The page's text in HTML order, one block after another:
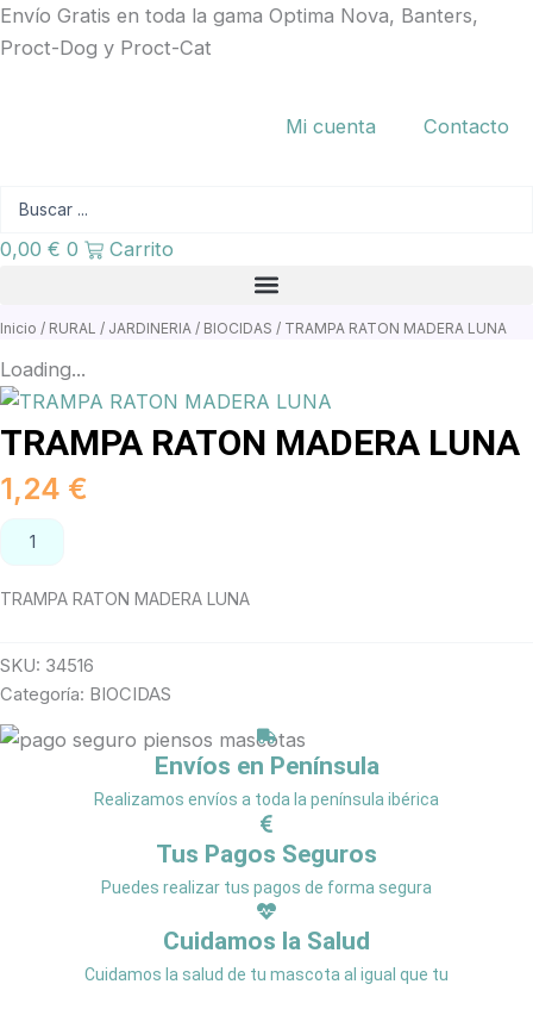
Ir
al
Envío Gratis en toda la gama Optima Nova, Banters,
Proct-Dog y Proct-Cat
Mi cuenta Contacto
0,00 € 0 Carrito
Inicio / RURAL / JARDINERIA / BIOCIDAS / TRAMPA RATON MADERA LUNA
Loading...
TRAMPA RATON MADERA LUNA
1,24 €
RATON
MADERA
LUNA
cantidad
TRAMPA RATON MADERA LUNA
SKU: 34516
Categoría: BIOCIDAS
Envíos en Península
Realizamos envíos a toda la península ibérica
Tus Pagos Seguros
Puedes realizar tus pagos de forma segura
Cuidamos la Salud
Cuidamos la salud de tu mascota al igual que tu